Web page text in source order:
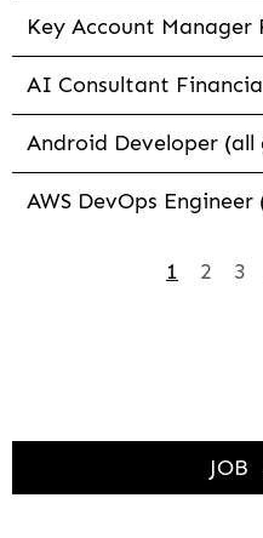
Key Account Manager
AI Consultant
Android Developer (all
AWS DevOps
1 2 3
JOB